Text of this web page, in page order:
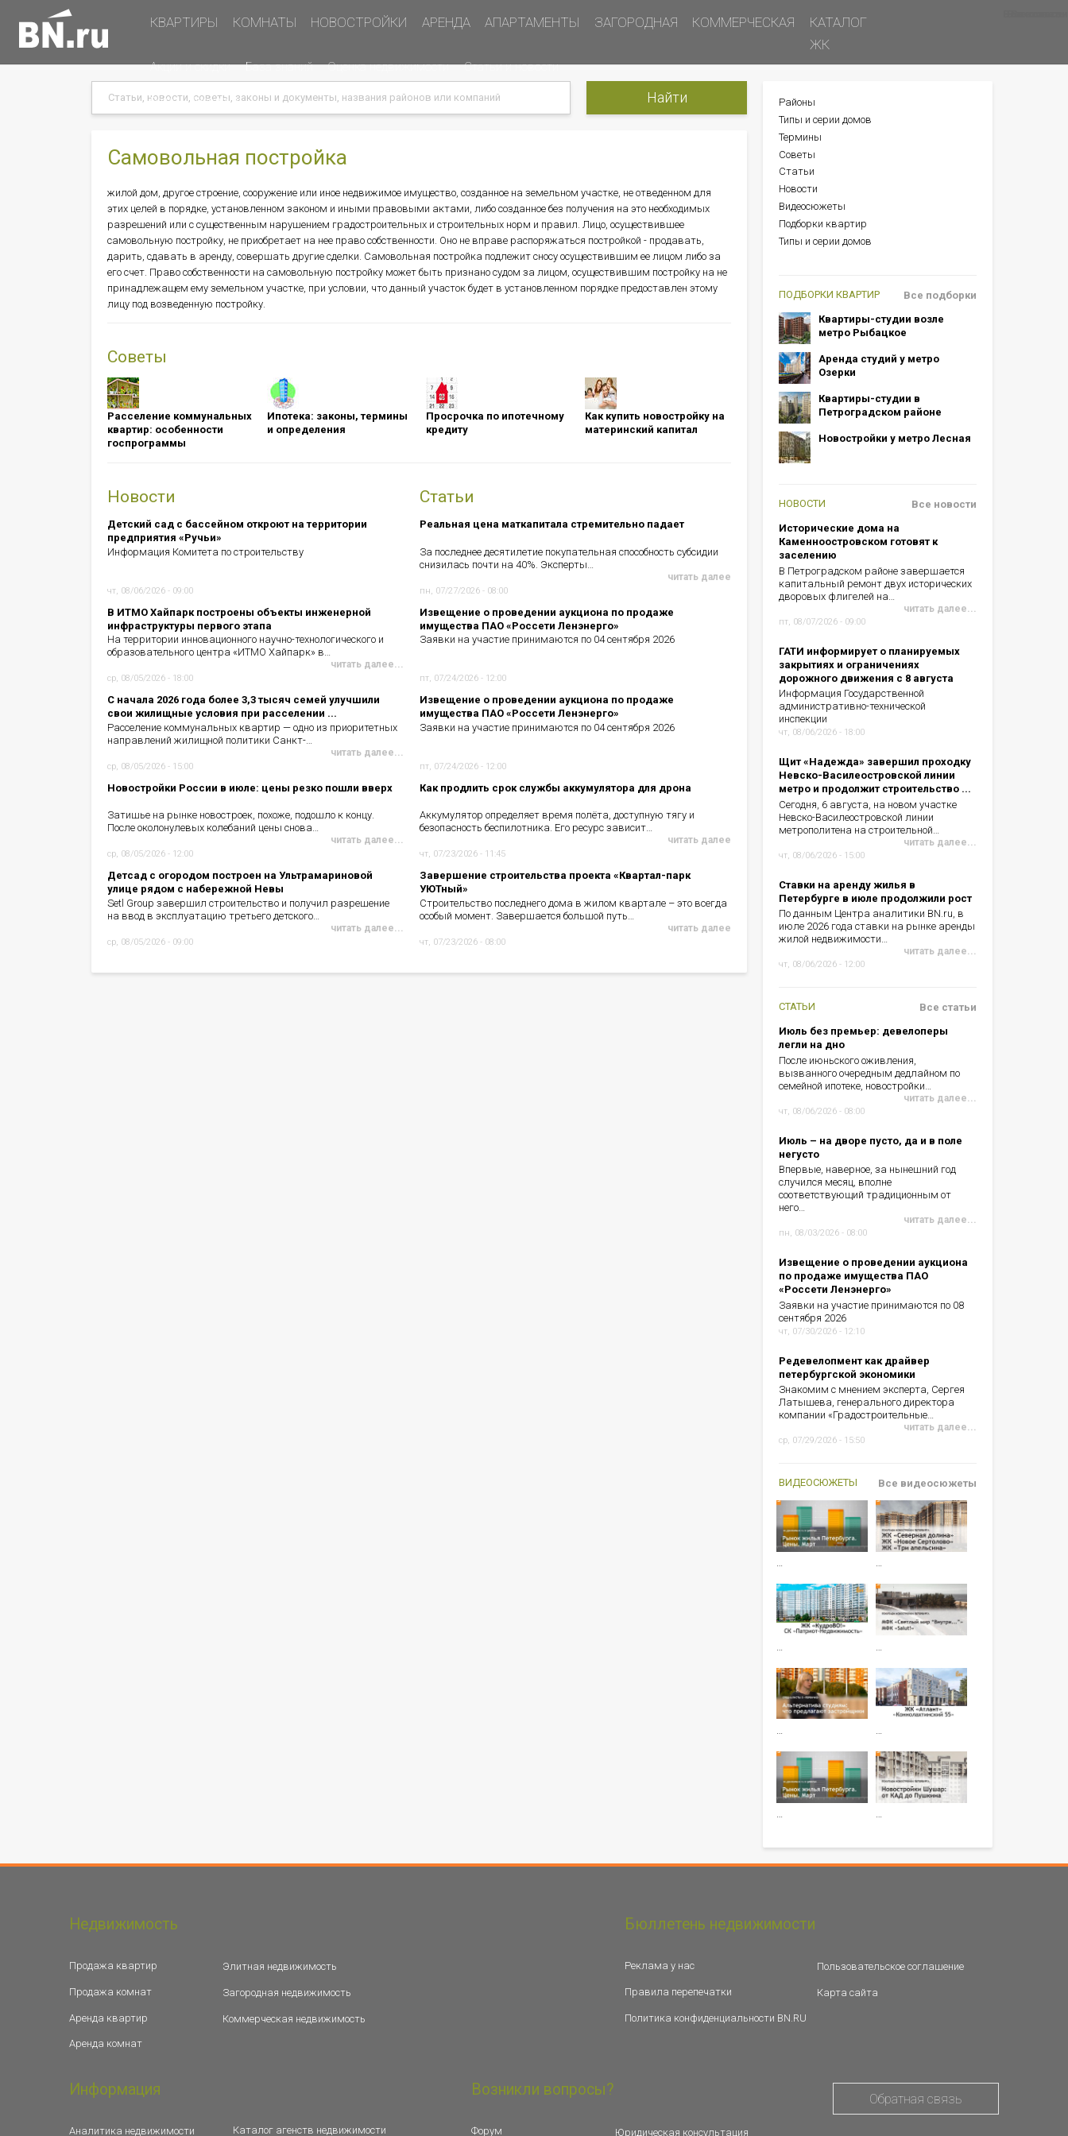
Основная
КВАРТИРЫ КОМНАТЫ НОВОСТРОЙКИ АРЕНДА АПАРТАМЕНТЫ ЗАГОРОДНАЯ КОММЕРЧЕСКАЯ
КАТАЛОГ
ЖК
Дополнительная
навигация
Акции и скидки База знаний Оценка недвижимости Статьи и новости
Меню
в
Подать объявление
Search
Search
Самовольная постройка
жилой дом, другое строение, сооружение или иное недвижимое имущество, созданное на земельном участке, не отведенном для
этих целей в порядке, установленном законом и иными правовыми актами, либо созданное без получения на это необходимых
разрешений или с существенным нарушением градостроительных и строительных норм и правил. Лицо, осуществившее
самовольную постройку, не приобретает на нее право собственности. Оно не вправе распоряжаться постройкой - продавать,
дарить, сдавать в аренду, совершать другие сделки. Самовольная постройка подлежит сносу осуществившим ее лицом либо за
его счет. Право собственности на самовольную постройку может быть признано судом за лицом, осуществившим постройку на не
принадлежащем ему земельном участке, при условии, что данный участок будет в установленном порядке предоставлен этому
лицу под возведенную постройку.
Советы
Расселение коммунальных
квартир: особенности
госпрограммы
Ипотека: ​​​​​​​законы, термины
и определения
Просрочка по ипотечному
кредиту
Как купить новостройку на
материнский капитал
Новости
Детский сад с бассейном откроют на территории
предприятия «Ручьи»
Информация Комитета по строительству
чт, 08/06/2026 - 09:00
В ИТМО Хайпарк построены объекты инженерной
инфраструктуры первого этапа
На территории инновационного научно-технологического и
образовательного центра «ИТМО Хайпарк» в…
читать далее...
ср, 08/05/2026 - 18:00
С начала 2026 года более 3,3 тысяч семей улучшили
свои жилищные условия при расселении ...
Расселение коммунальных квартир — одно из приоритетных
направлений жилищной политики Санкт-…
читать далее...
ср, 08/05/2026 - 15:00
Новостройки России в июле: цены резко пошли вверх
Затишье на рынке новостроек, похоже, подошло к концу.
После околонулевых колебаний цены снова…
читать далее...
ср, 08/05/2026 - 12:00
Детсад с огородом построен на Ультрамариновой
улице рядом с набережной Невы
Setl Group завершил строительство и получил разрешение
на ввод в эксплуатацию третьего детского…
читать далее...
ср, 08/05/2026 - 09:00
Статьи
Реальная цена маткапитала стремительно падает
За последнее десятилетие покупательная способность субсидии
снизилась почти на 40%. Эксперты…
читать далее
пн, 07/27/2026 - 08:00
Извещение о проведении аукциона по продаже
имущества ПАО «Россети Ленэнерго»
Заявки на участие принимаются по 04 сентября 2026
пт, 07/24/2026 - 12:00
Извещение о проведении аукциона по продаже
имущества ПАО «Россети Ленэнерго»
Заявки на участие принимаются по 04 сентября 2026
пт, 07/24/2026 - 12:00
Как продлить срок службы аккумулятора для дрона
Аккумулятор определяет время полёта, доступную тягу и
безопасность беспилотника. Его ресурс зависит…
читать далее
чт, 07/23/2026 - 11:45
Завершение строительства проекта «Квартал-парк
УЮТный»
Строительство последнего дома в жилом квартале – это всегда
особый момент. Завершается большой путь…
читать далее
чт, 07/23/2026 - 08:00
БОКОВОЕ
МЕНЮ
Районы
Типы и серии домов
Термины
Советы
Статьи
Новости
Видеосюжеты
Подборки квартир
Типы и серии домов
ПОДБОРКИ КВАРТИР
Квартиры-студии возле
метро Рыбацкое
Аренда студий у метро
Озерки
Квартиры-студии в
Петроградском районе
Новостройки у метро Лесная
Все подборки
НОВОСТИ
Исторические дома на
Каменноостровском готовят к
заселению
В Петроградском районе завершается
капитальный ремонт двух исторических
дворовых флигелей на…
читать далее...
пт, 08/07/2026 - 09:00
ГАТИ информирует о планируемых
закрытиях и ограничениях
дорожного движения с 8 августа
Информация Государственной
административно-технической
инспекции
чт, 08/06/2026 - 18:00
Щит «Надежда» завершил проходку
Невско-Василеостровской линии
метро и продолжит строительство ...
Сегодня, 6 августа, на новом участке
Невско-Василеостровской линии
метрополитена на строительной…
читать далее...
чт, 08/06/2026 - 15:00
Ставки на аренду жилья в
Петербурге в июле продолжили рост
По данным Центра аналитики BN.ru, в
июле 2026 года ставки на рынке аренды
жилой недвижимости…
читать далее...
чт, 08/06/2026 - 12:00
Все новости
СТАТЬИ
Июль без премьер: девелоперы
легли на дно
После июньского оживления,
вызванного очередным дедлайном по
семейной ипотеке, новостройки…
читать далее...
чт, 08/06/2026 - 08:00
Июль – на дворе пусто, да и в поле
негусто
Впервые, наверное, за нынешний год
случился месяц, вполне
соответствующий традиционным от
него…
читать далее...
пн, 08/03/2026 - 08:00
Извещение о проведении аукциона
по продаже имущества ПАО
«Россети Ленэнерго»
Заявки на участие принимаются по 08
сентября 2026
чт, 07/30/2026 - 12:10
Редевелопмент как драйвер
петербургской экономики
Знакомим с мнением эксперта, Сергея
Латышева, генерального директора
компании «Градостроительные…
читать далее...
ср, 07/29/2026 - 15:50
Все статьи
ВИДЕОСЮЖЕТЫ
… …
… …
Все видеосюжеты
Недвижимость
Продажа квартир
Продажа комнат
Аренда квартир
Аренда комнат
Элитная недвижимость
Загородная недвижимость
Коммерческая недвижимость
Бюллетень недвижимости
Реклама у нас
Правила перепечатки
Политика конфиденциальности BN.RU
Пользовательское соглашение
Карта сайта
Информация
Аналитика недвижимости Каталог агенств недвижимости
Возникли вопросы?
Форум Юридическая консультация
Обратная связь